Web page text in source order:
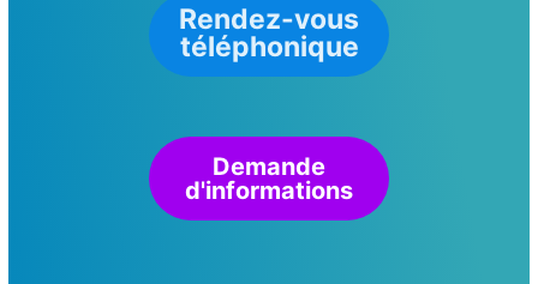
Rendez-vous
téléphonique
Demande
d'informations